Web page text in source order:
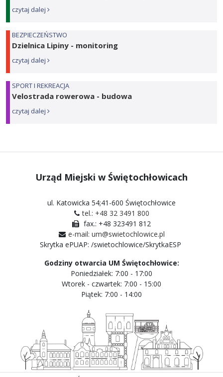
czytaj dalej
BEZPIECZEŃSTWO
Dzielnica Lipiny - monitoring
czytaj dalej
SPORT I REKREACJA
Velostrada rowerowa - budowa
czytaj dalej
Urząd Miejski w Świętochłowicach
ul. Katowicka 54;41-600 Świętochłowice
tel.: +48 32 3491 800
fax.: +48 323491 812
e-mail: um@swietochlowice.pl
Skrytka ePUAP: /swietochlowice/SkrytkaESP
Godziny otwarcia UM Świętochłowice:
Poniedziałek: 7:00 - 17:00
Wtorek - czwartek: 7:00 - 15:00
Piątek: 7:00 - 14:00